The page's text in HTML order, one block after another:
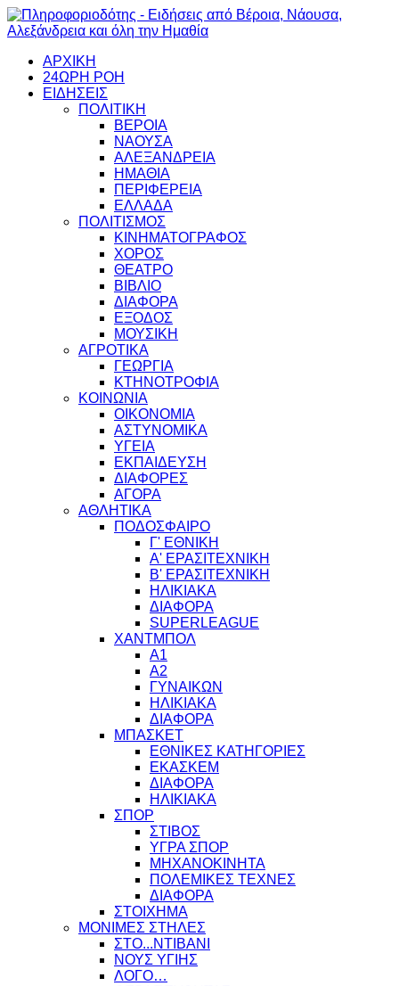
ΑΡΧΙΚΗ
24ΩΡΗ ΡΟΗ
ΕΙΔΗΣΕΙΣ
ΠΟΛΙΤΙΚΗ
ΒΕΡΟΙΑ
ΝΑΟΥΣΑ
ΑΛΕΞΑΝΔΡΕΙΑ
ΗΜΑΘΙΑ
ΠΕΡΙΦΕΡΕΙΑ
ΕΛΛΑΔΑ
ΠΟΛΙΤΙΣΜΟΣ
ΚΙΝΗΜΑΤΟΓΡΑΦΟΣ
ΧΟΡΟΣ
ΘΕΑΤΡΟ
ΒΙΒΛΙΟ
ΔΙΑΦΟΡΑ
ΕΞΟΔΟΣ
ΜΟΥΣΙΚΗ
ΑΓΡΟΤΙΚΑ
ΓΕΩΡΓΙΑ
ΚΤΗΝΟΤΡΟΦΙΑ
ΚΟΙΝΩΝΙΑ
ΟΙΚΟΝΟΜΙΑ
ΑΣΤΥΝΟΜΙΚΑ
ΥΓΕΙΑ
ΕΚΠΑΙΔΕΥΣΗ
ΔΙΑΦΟΡΕΣ
ΑΓΟΡΑ
ΑΘΛΗΤΙΚΑ
ΠΟΔΟΣΦΑΙΡΟ
Γ' ΕΘΝΙΚΗ
Α' ΕΡΑΣΙΤΕΧΝΙΚΗ
Β' ΕΡΑΣΙΤΕΧΝΙΚΗ
ΗΛΙΚΙΑΚΑ
ΔΙΑΦΟΡΑ
SUPERLEAGUE
ΧΑΝΤΜΠΟΛ
Α1
Α2
ΓΥΝΑΙΚΩΝ
ΗΛΙΚΙΑΚΑ
ΔΙΑΦΟΡΑ
ΜΠΑΣΚΕΤ
ΕΘΝΙΚΕΣ ΚΑΤΗΓΟΡΙΕΣ
ΕΚΑΣΚΕΜ
ΔΙΑΦΟΡΑ
ΗΛΙΚΙΑΚΑ
ΣΠΟΡ
ΣΤΙΒΟΣ
ΥΓΡΑ ΣΠΟΡ
ΜΗΧΑΝΟΚΙΝΗΤΑ
ΠΟΛΕΜΙΚΕΣ ΤΕΧΝΕΣ
ΔΙΑΦΟΡΑ
ΣΤΟΙΧΗΜΑ
ΜΟΝΙΜΕΣ ΣΤΗΛΕΣ
ΣΤΟ...ΝΤΙΒΑΝΙ
ΝΟΥΣ ΥΓΙΗΣ
ΛΟΓΟ…